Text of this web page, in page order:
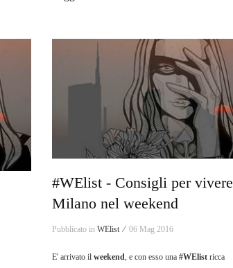
#WElist - Consigli per vivere
Milano nel weekend
Pubblicato in WElist ⁄ 06 Mag 2016
E' arrivato il weekend , e con esso una #WElist ricca